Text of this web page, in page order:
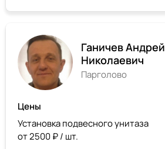
Ганичев Андрей
Николаевич
Парголово
Цены
Установка подвесного унитаза
от 2500 ₽ / шт.